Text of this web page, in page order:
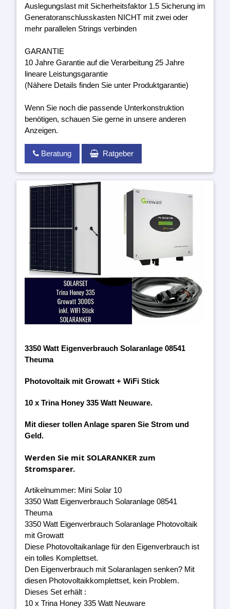
Auslegungslast mit Sicherheitsfaktor 1.5 Sicherung im
Generatoranschlusskasten NICHT mit zwei oder
mehr parallelen Strings verbinden
GARANTIE
10 Jahre Garantie auf die Verarbeitung 25 Jahre
lineare Leistungsgarantie
(Nähere Details finden Sie unter Produktgarantie)
Wenn Sie noch die passende Unterkonstruktion
benötigen, schauen Sie gerne in unsere anderen
Anzeigen.
Beratung Ratgeber
3350 Watt Eigenverbrauch Solaranlage 08541
Theuma
Photovoltaik mit Growatt + WiFi Stick
10 x Trina Honey 335 Watt Neuware.
Mit dieser tollen Anlage sparen Sie Strom und
Geld.
Werden Sie mit SOLARANKER zum
Stromsparer.
Artikelnummer: Mini Solar 10
3350 Watt Eigenverbrauch Solaranlage 08541
Theuma
3350 Watt Eigenverbrauch Solaranlage Photovoltaik
mit Growatt
Diese Photovoltaikanlage für den Eigenverbrauch ist
ein tolles Komplettset.
Den Eigenverbrauch mit Solaranlagen senken? Mit
diesen Photovoltaikkomplettset, kein Problem.
Dieses Set erhält :
10 x Trina Honey 335 Watt Neuware